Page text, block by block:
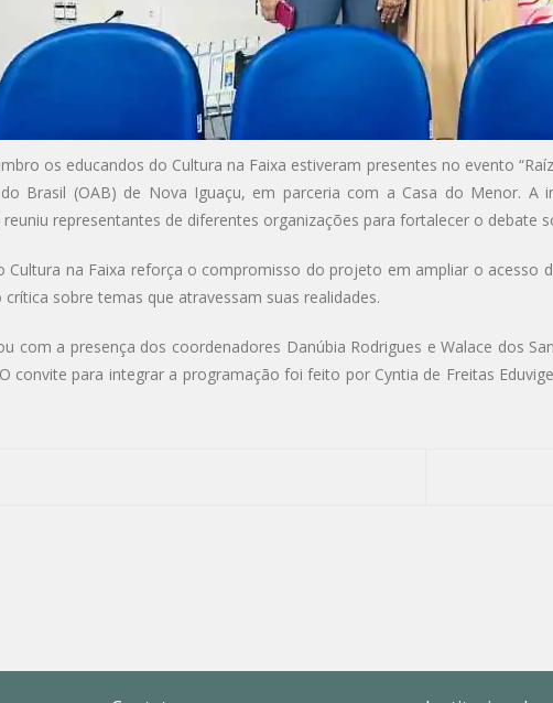
os educandos do Cultura na Faixa estiveram presentes no evento
Brasil (OAB) de Nova Iguaçu, em parceria com a Casa do Menor. A
reuniu representantes de diferentes organizações para fortalecer o debate
Cultura na Faixa reforça o compromisso do projeto em ampliar o acesso
crítica sobre temas que atravessam suas realidades.
com a presença dos coordenadores Danúbia Rodrigues e Walace dos
convite para integrar a programação foi feito por Cyntia de Freitas